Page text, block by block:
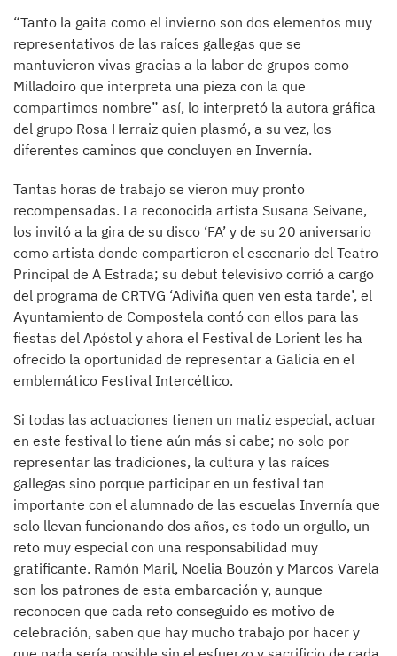
“Tanto la gaita como el invierno son dos elementos muy
representativos de las raíces gallegas que se
mantuvieron vivas gracias a la labor de grupos como
Milladoiro que interpreta una pieza con la que
compartimos nombre” así, lo interpretó la autora gráfica
del grupo Rosa Herraiz quien plasmó, a su vez, los
diferentes caminos que concluyen en Invernía.
Tantas horas de trabajo se vieron muy pronto
recompensadas. La reconocida artista Susana Seivane,
los invitó a la gira de su disco ‘FA’ y de su 20 aniversario
como artista donde compartieron el escenario del Teatro
Principal de A Estrada; su debut televisivo corrió a cargo
del programa de CRTVG ‘Adiviña quen ven esta tarde’, el
Ayuntamiento de Compostela contó con ellos para las
fiestas del Apóstol y ahora el Festival de Lorient les ha
ofrecido la oportunidad de representar a Galicia en el
emblemático Festival Intercéltico.
Si todas las actuaciones tienen un matiz especial, actuar
en este festival lo tiene aún más si cabe; no solo por
representar las tradiciones, la cultura y las raíces
gallegas sino porque participar en un festival tan
importante con el alumnado de las escuelas Invernía que
solo llevan funcionando dos años, es todo un orgullo, un
reto muy especial con una responsabilidad muy
gratificante. Ramón Maril, Noelia Bouzón y Marcos Varela
son los patrones de esta embarcación y, aunque
reconocen que cada reto conseguido es motivo de
celebración, saben que hay mucho trabajo por hacer y